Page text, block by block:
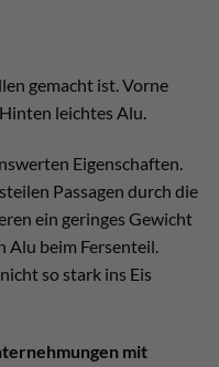
gemacht ist. Vorne
leichtes Alu.
Eigenschaften.
Passagen durch die
ein geringes Gewicht
Alu beim Fersenteil.
so stark ins Eis
mit